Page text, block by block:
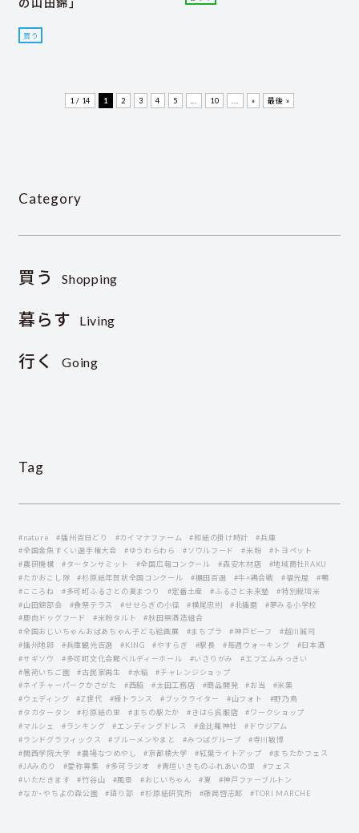
の山田錦」
買う
1 / 14 1 2 3 4 5 ... 10 ... » 最後 »
Category
買う Shopping
暮らす Living
行く Going
Tag
#nature #播州百日どり #カイマナファーム #和紙の掛け時計
#兵庫
#全国金魚すくい選手権大会
#ゆうわらわら #ソウルフード #米粉
#トヨペット
#農研機構
#タータンサミット #全国広報コンクール #森安木材店
#地域商社RAKU
#たかおこし隊
#杉原紙年賀状全国コンクール #棚田百選 #牛×鶏合戦 #福光屋
#鴨
#こころね
#多可町ふるさとの夏まつり #定番土産 #ふるさと未来塾
#特別栽培米
#山田錦部会
#食祭テラス #せせらぎの小径 #横尾忠則 #北播磨
#夢みる小学校
#鹿肉ドッグフード
#米粉タルト
#秋田県酒造組合
#全国おじいちゃんおばあちゃん子ども絵画展
#まちプラ #神戸ビーフ
#越川誠司
#播州地卵
#兵庫観光百選 #KING #やすらぎ #駅長 #毎週ウォーキング
#日本酒
#サギソウ
#多可町文化会館ベルディーホール #いさりがみ
#エフエムみっきい
#箸荷いちご園
#古民家再生 #水稲
#チャレンジショップ
#ネイチャーパークかさがた
#西脇 #太田工務店 #商品開発 #お当
#米菓
#ウェディング
#Z世代 #縁トランス #ブックライター #山フォト
#野乃鳥
#タカタータン
#杉原紙の里 #まちの駅たか #きはら呉服店
#ワークショップ
#マルシェ
#ランキング #エンディングドレス #金比羅神社
#ドウジアム
#ランドグラフィックス
#ブルーメンやまと #みつばグループ
#寺川敏博
#関西学院大学
#農場なつめやし #京都橘大学 #紅葉ライトアップ
#まちたかフェス
#JAみのり
#愛称募集 #多可ラジオ #青垣いきものふれあいの里
#フェス
#いただきます
#竹谷山 #風景 #おじいちゃん #夏
#神戸ファーブルトン
#なか・やちよの森公園
#語り部 #杉原紙研究所 #藤岡啓志郞 #TORI MARCHE